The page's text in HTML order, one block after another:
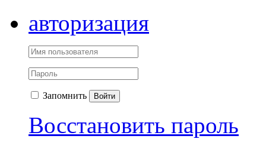
авторизация
Запомнить Войти
Восстановить пароль